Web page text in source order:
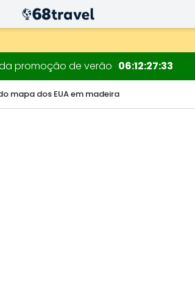
promoção de verão 06122732
mapa dos EUA em madeira